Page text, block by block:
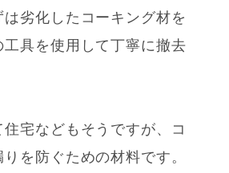
は劣化したコーキング材を
工具を使用して丁寧に撤去
宅などもそうですが、コ
を防ぐための材料です。